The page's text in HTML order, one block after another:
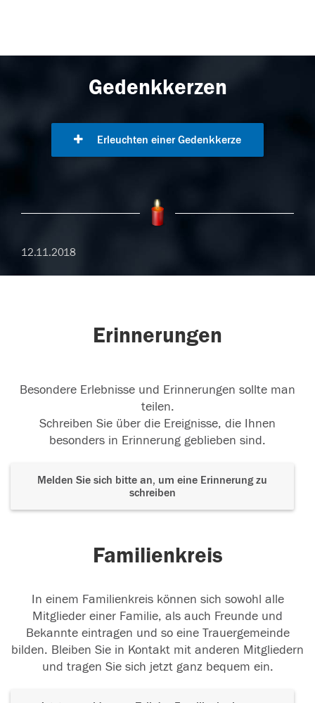
Gedenkkerzen
Erleuchten einer Gedenkkerze
12.11.2018
Erinnerungen
Besondere Erlebnisse und Erinnerungen sollte man
teilen.
Schreiben Sie über die Ereignisse, die Ihnen
besonders in Erinnerung geblieben sind.
Melden Sie sich bitte an, um eine Erinnerung zu
schreiben
Familienkreis
In einem Familienkreis können sich sowohl alle
Mitglieder einer Familie, als auch Freunde und
Bekannte eintragen und so eine Trauergemeinde
bilden. Bleiben Sie in Kontakt mit anderen Mitgliedern
und tragen Sie sich jetzt ganz bequem ein.